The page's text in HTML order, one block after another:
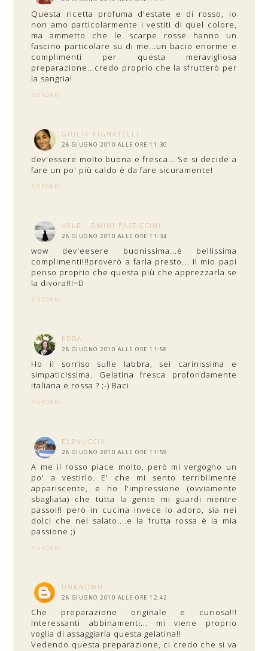
Questa ricetta profuma d'estate e di rosso, io
non amo particolarmente i vestiti di quel colore,
ma ammetto che le scarpe rosse hanno un
fascino particolare su di me...un bacio enorme e
complimenti per questa meravigliosa
preparazione...credo proprio che la sfrutterò per
la sangria!
RISPONDI
GIULIA PIGNATELLI
28 GIUGNO 2010 ALLE ORE 11:30
dev'essere molto buona e fresca... Se si decide a
fare un po' più caldo è da fare sicuramente!
RISPONDI
VALE - OMINI PASTICCINI
28 GIUGNO 2010 ALLE ORE 11:34
wow dev'eesere buonissima...è bellissima
complimenti!!!proverò a farla presto... il mio papi
penso proprio che questa più che apprezzarla se
la divora!!!=D
RISPONDI
EDDA
28 GIUGNO 2010 ALLE ORE 11:58
Ho il sorriso sulle labbra, sei carinissima e
simpaticissima. Gelatina fresca profondamente
italiana e rossa ? ;-) Baci
RISPONDI
ELENUCCIA
28 GIUGNO 2010 ALLE ORE 11:59
A me il rosso piace molto, però mi vergogno un
po' a vestirlo. E' che mi sento terribilmente
appariscente, e ho l'impressione (ovviamente
sbagliata) che tutta la gente mi guardi mentre
passo!!! però in cucina invece lo adoro, sia nei
dolci che nel salato....e la frutta rossa è la mia
passione ;)
RISPONDI
UNKNOWN
28 GIUGNO 2010 ALLE ORE 12:42
Che preparazione originale e curiosa!!!
Interessanti abbinamenti... mi viene proprio
voglia di assaggiarla questa gelatina!!
Vedendo questa preparazione, ci credo che si va